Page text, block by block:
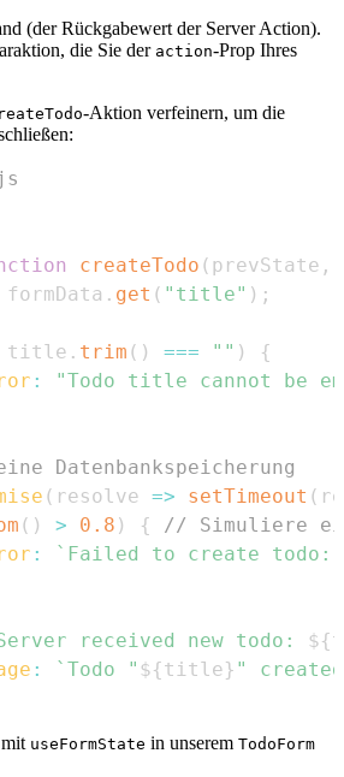
(der Rückgabewert der Server Action).
die Sie der action-Prop Ihres
-Aktion verfeinern, um die
createTodo ( prevState ,
formData . get ( "title" ) ;
title . trim ( ) === "" )
{
:
"Todo title cannot be
Datenbankspeicherung
( resolve => setTimeout (
( ) > 0.8 ) {
// Simuliere
: ` Failed to create todo:
received new todo: ${
: ` Todo " ${title} "
useFormState in unserem TodoForm